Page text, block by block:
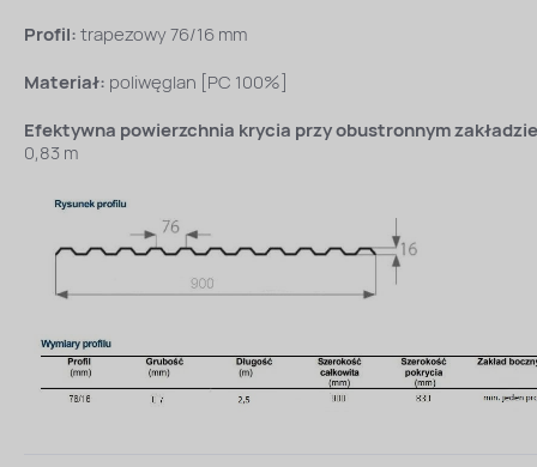
Profil:trapezowy 76/16 mm
Materiał: poliwęglan [PC 100%]
Efektywna powierzchnia krycia przy obustronnym
0,83 m